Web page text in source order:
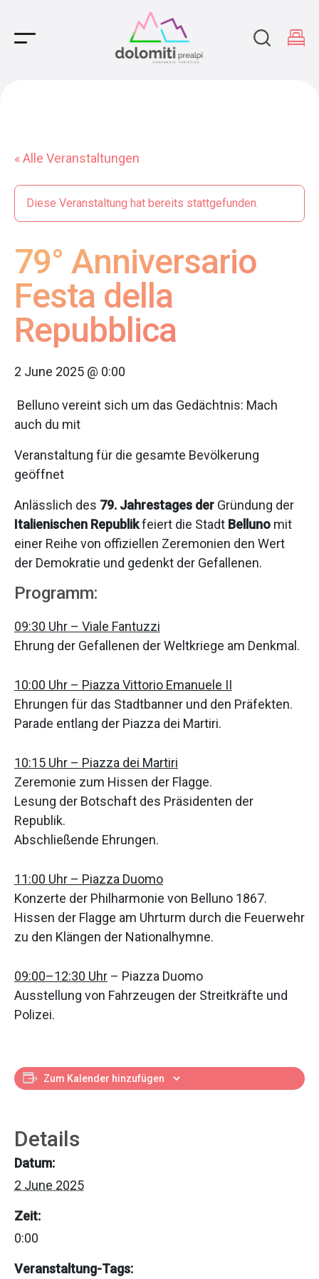
Main Navigation
« Alle Veranstaltungen
Diese Veranstaltung hat bereits stattgefunden.
79° Anniversario
Festa della
Repubblica
2 June 2025 @ 0:00
Belluno vereint sich um das Gedächtnis: Mach
auch du mit
Veranstaltung für die gesamte Bevölkerung
geöffnet
Anlässlich des 79. Jahrestages der Gründung der
Italienischen Republikfeiert die Stadt Belluno mit
einer Reihe von offiziellen Zeremonien den Wert
der Demokratie und gedenkt der Gefallenen.
Programm:
09:30 Uhr – Viale Fantuzzi
Ehrung der Gefallenen der Weltkriege am Denkmal.
10:00 Uhr – Piazza Vittorio Emanuele II
Ehrungen für das Stadtbanner und den Präfekten.
Parade entlang der Piazza dei Martiri.
10:15 Uhr – Piazza dei Martiri
Zeremonie zum Hissen der Flagge.
Lesung der Botschaft des Präsidenten der
Republik.
Abschließende Ehrungen.
11:00 Uhr – Piazza Duomo
Konzerte der Philharmonie von Belluno 1867.
Hissen der Flagge am Uhrturm durch die Feuerwehr
zu den Klängen der Nationalhymne.
09:00–12:30 Uhr – Piazza Duomo
Ausstellung von Fahrzeugen der Streitkräfte und
Polizei.
Zum Kalender hinzufügen
Details
Datum:
2 June 2025
Zeit:
0:00
Veranstaltung-Tags: